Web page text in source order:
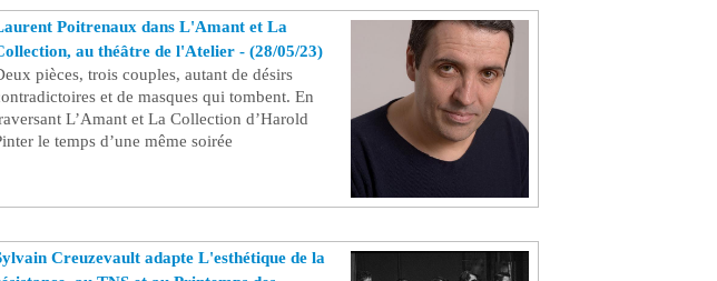
Poitrenaux dans L'Amant et La
au théâtre de l'Atelier - (28/05/23)
pièces, trois couples, autant de désirs
et de masques qui tombent. En
L’Amant et La Collection d’Harold
le temps d’une même soirée
Creuzevault adapte L'esthétique de la